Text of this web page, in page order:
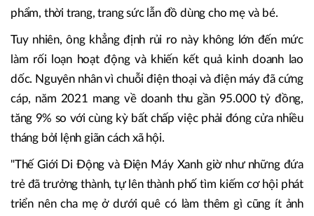
phẩm, thời trang, trang sức lẫn đồ dùng cho mẹ và bé.
Tuy nhiên, ông khẳng định rủi ro này không lớn đến mức
làm rối loạn hoạt động và khiến kết quả kinh doanh lao
dốc. Nguyên nhân vì chuỗi điện thoại và điện máy đã cứng
cáp, năm 2021 mang về doanh thu gần 95.000 tỷ đồng,
tăng 9% so với cùng kỳ bất chấp việc phải đóng cửa nhiều
tháng bởi lệnh giãn cách xã hội.
"Thế Giới Di Động và Điện Máy Xanh giờ như những đứa
trẻ đã trưởng thành, tự lên thành phố tìm kiếm cơ hội phát
triển nên cha mẹ ở dưới quê có làm thêm gì cũng ít ảnh